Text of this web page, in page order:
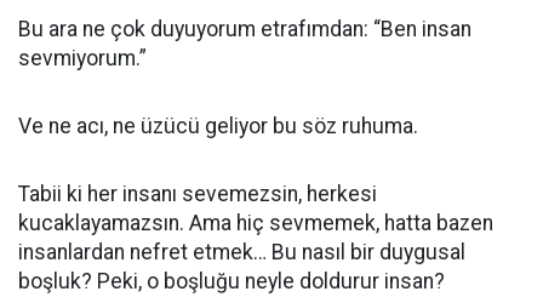
Bu ara ne çok duyuyorum etrafımdan: “Ben insan
sevmiyorum.”
Ve ne acı, ne üzücü geliyor bu söz ruhuma.
Tabii ki her insanı sevemezsin, herkesi
kucaklayamazsın. Ama hiç sevmemek, hatta bazen
insanlardan nefret etmek… Bu nasıl bir duygusal
boşluk? Peki, o boşluğu neyle doldurur insan?